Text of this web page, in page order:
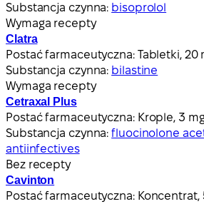
Substancja czynna: bisoprolol
Wymaga recepty
Clatra
Postać farmaceutyczna: Tabletki, 20
Substancja czynna: bilastine
Wymaga recepty
Cetraxal Plus
Postać farmaceutyczna: Krople, 3
Substancja czynna:fluocinolone
antiinfectives
Bez recepty
Cavinton
Postać farmaceutyczna: Koncentrat,